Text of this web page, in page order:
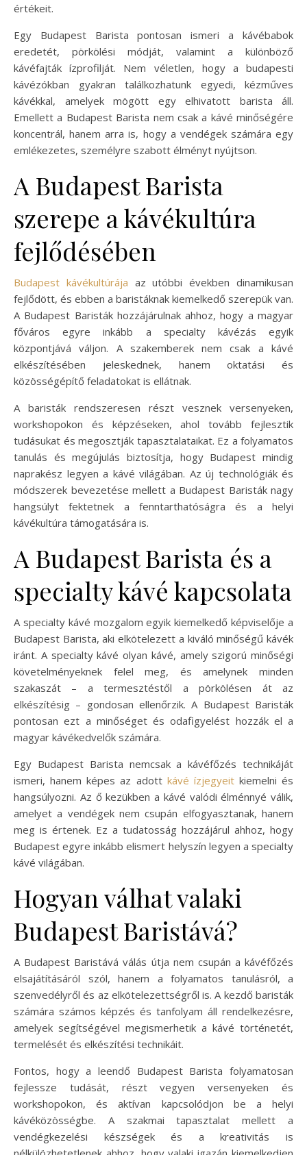
értékeit.
Egy Budapest Barista pontosan ismeri a kávébabok
eredetét, pörkölési módját, valamint a különböző
kávéfajták ízprofilját. Nem véletlen, hogy a budapesti
kávézókban gyakran találkozhatunk egyedi, kézműves
kávékkal, amelyek mögött egy elhivatott barista áll.
Emellett a Budapest Barista nem csak a kávé minőségére
koncentrál, hanem arra is, hogy a vendégek számára egy
emlékezetes, személyre szabott élményt nyújtson.
A Budapest Barista
szerepe a kávékultúra
fejlődésében
Budapest kávékultúrája az utóbbi években dinamikusan
fejlődött, és ebben a baristáknak kiemelkedő szerepük van.
A Budapest Baristák hozzájárulnak ahhoz, hogy a magyar
főváros egyre inkább a specialty kávézás egyik
központjává váljon. A szakemberek nem csak a kávé
elkészítésében jeleskednek, hanem oktatási és
közösségépítő feladatokat is ellátnak.
A baristák rendszeresen részt vesznek versenyeken,
workshopokon és képzéseken, ahol tovább fejlesztik
tudásukat és megosztják tapasztalataikat. Ez a folyamatos
tanulás és megújulás biztosítja, hogy Budapest mindig
naprakész legyen a kávé világában. Az új technológiák és
módszerek bevezetése mellett a Budapest Baristák nagy
hangsúlyt fektetnek a fenntarthatóságra és a helyi
kávékultúra támogatására is.
A Budapest Barista és a
specialty kávé kapcsolata
A specialty kávé mozgalom egyik kiemelkedő képviselője a
Budapest Barista, aki elkötelezett a kiváló minőségű kávék
iránt. A specialty kávé olyan kávé, amely szigorú minőségi
követelményeknek felel meg, és amelynek minden
szakaszát – a termesztéstől a pörkölésen át az
elkészítésig – gondosan ellenőrzik. A Budapest Baristák
pontosan ezt a minőséget és odafigyelést hozzák el a
magyar kávékedvelők számára.
Egy Budapest Barista nemcsak a kávéfőzés technikáját
ismeri, hanem képes az adott kávé ízjegyeitkiemelni és
hangsúlyozni. Az ő kezükben a kávé valódi élménnyé válik,
amelyet a vendégek nem csupán elfogyasztanak, hanem
meg is értenek. Ez a tudatosság hozzájárul ahhoz, hogy
Budapest egyre inkább elismert helyszín legyen a specialty
kávé világában.
Hogyan válhat valaki
Budapest Baristává?
A Budapest Baristává válás útja nem csupán a kávéfőzés
elsajátításáról szól, hanem a folyamatos tanulásról, a
szenvedélyről és az elkötelezettségről is. A kezdő baristák
számára számos képzés és tanfolyam áll rendelkezésre,
amelyek segítségével megismerhetik a kávé történetét,
termelését és elkészítési technikáit.
Fontos, hogy a leendő Budapest Barista folyamatosan
fejlessze tudását, részt vegyen versenyeken és
workshopokon, és aktívan kapcsolódjon be a helyi
kávéközösségbe. A szakmai tapasztalat mellett a
vendégkezelési készségek és a kreativitás is